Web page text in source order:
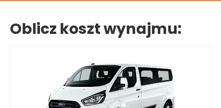
Oblicz koszt wynajmu: